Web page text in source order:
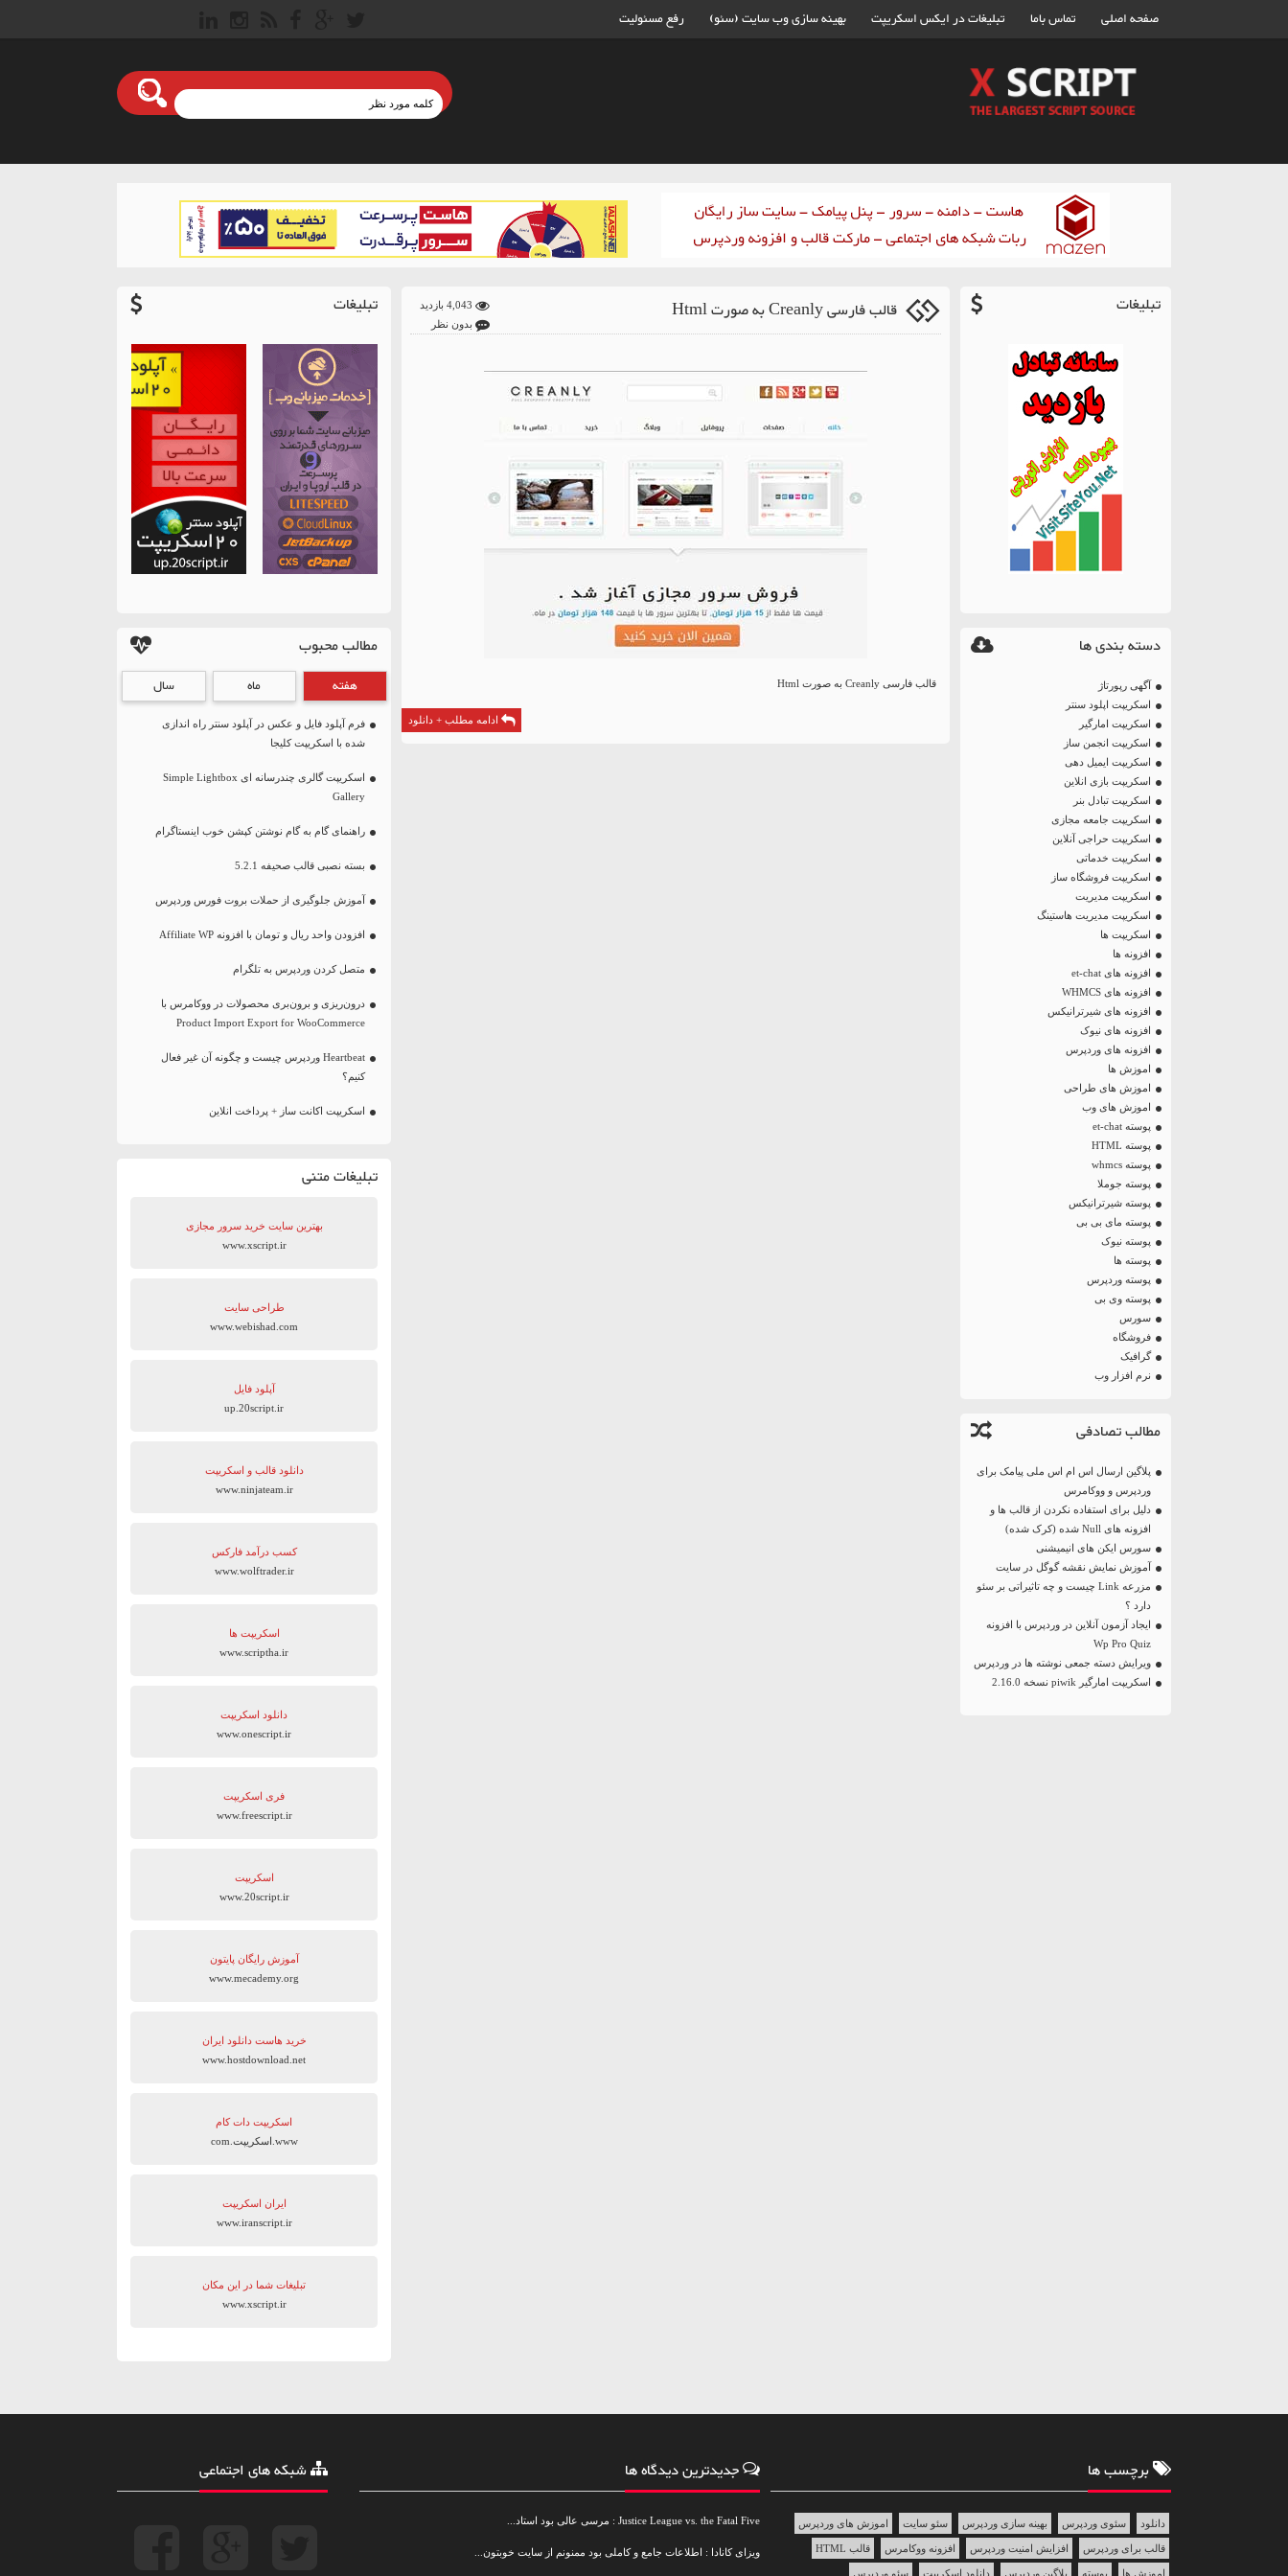
صفحه اصلی تماس باما تبلیغات در ایکس اسکریپت بهینه سازی وب سایت (سئو) رفع مسئولیت
تبلیغات
دسته بندی ها
آگهی رپورتاژ
اسکریپت اپلود سنتر
اسکریپت امارگیر
اسکریپت انجمن ساز
اسکریپت ایمیل دهی
اسکریپت بازی انلاین
اسکریپت تبادل بنر
اسکریپت جامعه مجازی
اسکریپت حراجی آنلاین
اسکریپت خدماتی
اسکریپت فروشگاه ساز
اسکریپت مدیریت
اسکریپت مدیریت هاستینگ
اسکریپت ها
افزونه ها
افزونه های et-chat
افزونه های WHMCS
افزونه های شیرترانیکس
افزونه های نیوک
افزونه های وردپرس
اموزش ها
اموزش های طراحی
اموزش های وب
پوسته et-chat
پوسته HTML
پوسته whmcs
پوسته جوملا
پوسته شیرترانیکس
پوسته مای بی بی
پوسته نیوک
پوسته ها
پوسته وردپرس
پوسته وی بی
سورس
فروشگاه
گرافیک
نرم افزار وب
مطالب تصادفی
پلاگین ارسال اس ام اس ملی پیامک برای
وردپرس و ووکامرس
دلیل برای استفاده نکردن از قالب ها و
افزونه های Null شده (کرک شده)
سورس ایکن های انیمیشنی
آموزش نمایش نقشه گوگل در سایت
مزرعه Link چیست و چه تاثیراتی بر سئو
دارد ؟
ایجاد آزمون آنلاین در وردپرس با افزونه
Wp Pro Quiz
ویرایش دسته جمعی نوشته ها در وردپرس
اسکریپت امارگیر piwik نسخه 2.16.0
قالب فارسی Creanly به صورت Html
بدون نظر
قالب فارسی Creanly به صورت Html
ادامه مطلب + دانلود
تبلیغات
مطالب محبوب
هفته ماه سال
فرم آپلود فایل و عکس در آپلود سنتر راه اندازی
شده با اسکریپت کلیجا
اسکریپت گالری چندرسانه ای Simple Lightbox
Gallery
راهنمای گام به گام نوشتن کپشن خوب اینستاگرام
بسته نصبی قالب صحیفه 5.2.1
آموزش جلوگیری از حملات بروت فورس وردپرس
افزودن واحد ریال و تومان با افزونه Affiliate WP
متصل کردن وردپرس به تلگرام
درون‌ریزی و برون‌بری محصولات در ووکامرس با
Product Import Export for WooCommerce
Heartbeat وردپرس چیست و چگونه آن غیر فعال
کنیم؟
اسکریپت اکانت ساز + پرداخت انلاین
تبلیغات متنی
بهترین سایت‌ خرید سرور مجازی
www.xscript.ir
طراحی سایت
www.webishad.com
آپلود فایل
up.20script.ir
دانلود قالب و اسکریپت
www.ninjateam.ir
کسب درآمد فارکس
www.wolftrader.ir
اسکریپت ها
www.scriptha.ir
دانلود اسکریپت
www.onescript.ir
فری اسکریپت
www.freescript.ir
اسکریپت
www.20script.ir
آموزش رایگان پایتون
www.mecademy.org
خرید هاست دانلود ایران
www.hostdownload.net
اسکریپت دات کام
www.اسکریپت.com
ایران اسکریپت
www.iranscript.ir
تبلیغات شما در این مکان
www.xscript.ir
شبکه های اجتماعی جدیدترین دیدگاه ها
Justice League vs. the Fatal Five : مرسی عالی بود استاد...
ویزای کانادا : اطلاعات جامع و کاملی بود ممنونم از سایت خوبتون...
برچسب ها
دانلود سئوی وردپرس بهینه سازی وردپرس سئو سایت اموزش های وردپرس
قالب برای وردپرس افزایش امنیت وردپرس افزونه ووکامرس قالب HTML
اموزش ها پوسته پلاگین وردپرس دانلود اسکریپت سئو وردپرس